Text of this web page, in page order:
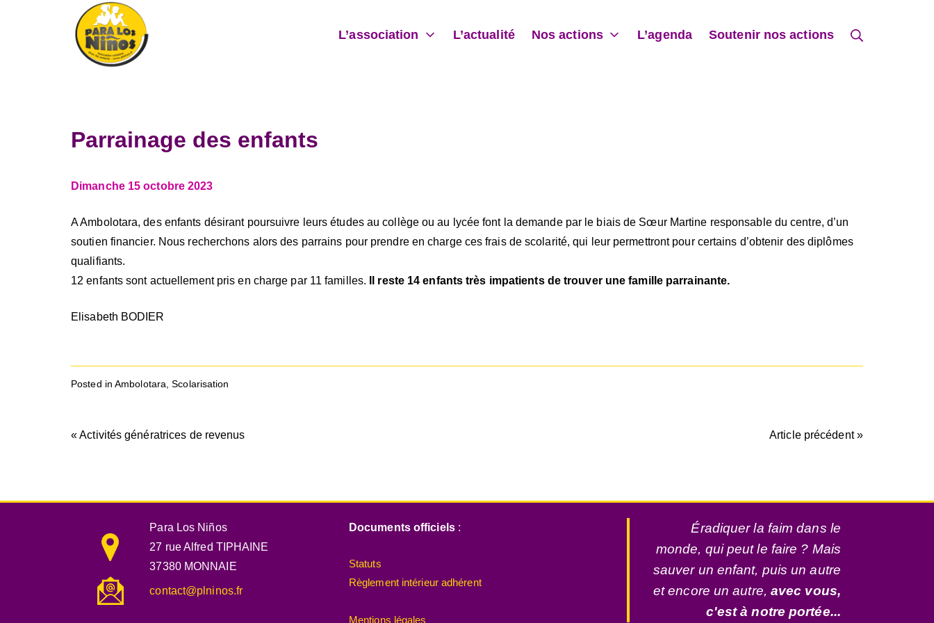
L’association L’actualité Nos actions L’agenda Soutenir nos actions
Parrainage des enfants
Dimanche 15 octobre 2023
A Ambolotara, des enfants désirant poursuivre leurs études au collège ou au lycée font la demande par le biais de Sœur Martine responsable du centre, d’un
soutien financier. Nous recherchons alors des parrains pour prendre en charge ces frais de scolarité, qui leur permettront pour certains d’obtenir des diplômes
qualifiants.
12 enfants sont actuellement pris en charge par 11 familles.
Il reste 14 enfants très impatients de trouver une famille parrainante.
Elisabeth BODIER
Posted in Ambolotara ,Scolarisation
Navigation
Article précédent »
« Activités génératrices de revenus
Para Los Niños
27 rue Alfred TIPHAINE
37380 MONNAIE
contact@plninos.fr
Documents officiels:
Statuts
Règlement intérieur adhérent
Mentions légales
Éradiquer la faim dans le
monde, qui peut le faire ? Mais
sauver un enfant, puis un autre
et encore un autre, avec vous,
c'est à notre portée...